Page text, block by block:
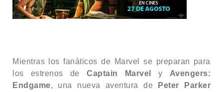
Mientras los fanáticos de Marvel se preparan para
los estrenos de
Captain Marvel y Avengers:
Endgame, una nueva aventura de
Peter Parker